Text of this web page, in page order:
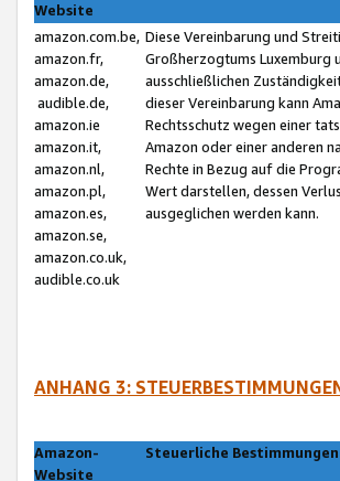
Website
amazon.com.be,
amazon.fr,
amazon.de,
audible.de,
amazon.ie
amazon.it,
amazon.nl,
amazon.pl,
amazon.es,
amazon.se,
amazon.co.uk,
audible.co.uk
Diese Vereinbarung und
Großherzogtums Luxemburg
ausschließlichen
dieser Vereinbarung kann
Rechtsschutz wegen einer
Amazon oder einer anderen
Rechte in Bezug auf die
Wert darstellen, dessen
ausgeglichen werden kann.
ANHANG 3:
Amazon-
Website
Steuerliche Bestimmungen